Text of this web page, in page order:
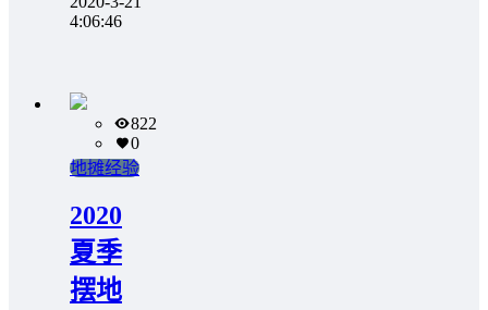
4:06:46
822
0
地摊经验
2020
夏季
摆地